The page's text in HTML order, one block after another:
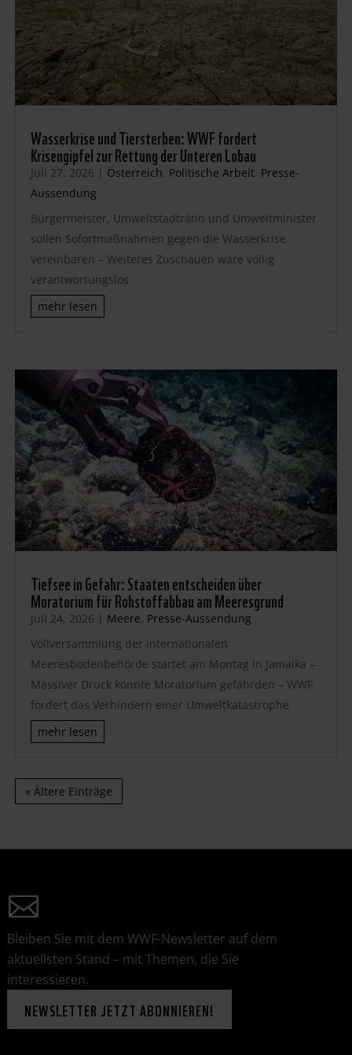
Wasserkrise und Tiersterben: WWF fordert
Krisengipfel zur Rettung der Unteren Lobau
Juli 27, 2026 | Österreich, Politische Arbeit, Presse-
Aussendung
Bürgermeister, Umweltstadträtin und Umweltminister
sollen Sofortmaßnahmen gegen die Wasserkrise
vereinbaren – Weiteres Zuschauen wäre völlig
verantwortungslos
mehr lesen
Tiefsee in Gefahr: Staaten entscheiden über
Moratorium für Rohstoffabbau am Meeresgrund
Juli 24, 2026 | Meere, Presse-Aussendung
Vollversammlung der internationalen
Meeresbodenbehörde startet am Montag in Jamaika –
Massiver Druck könnte Moratorium gefährden – WWF
fordert das Verhindern einer Umweltkatastrophe
mehr lesen
« Ältere Einträge
Bleiben Sie mit dem WWF-Newsletter auf dem
aktuellsten Stand – mit Themen, die Sie
interessieren.
NEWSLETTER JETZT ABONNIEREN!